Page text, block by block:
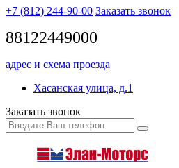
+7 (812) 244-90-00 Заказать звонок
88122449000
адрес и схема проезда
Хасанская улица, д.1
Заказать звонок